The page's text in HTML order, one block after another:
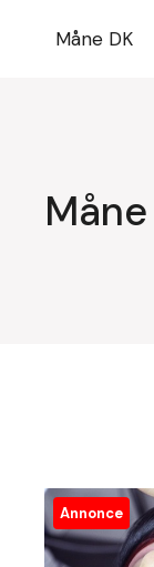
indholdMåne DK
Annonce